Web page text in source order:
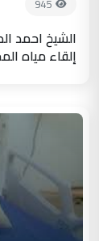
الشيخ احمد
إلقاء مياه